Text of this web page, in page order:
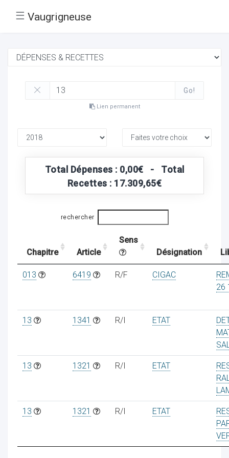
☰ Vaugrigneuse
Go!
Lien permanent
Total Dépenses : 0,00€ - Total
Recettes : 17.309,65€
rechercher
Chapitre Article
Sens
Désignation
013 6419 R/F CIGAC
26
13 1341 R/I ETAT
13 1321 R/I ETAT
13 1321 R/I ETAT